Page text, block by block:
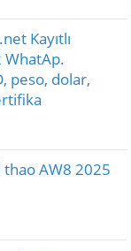
Kayıtlı
WhatAp.
peso, dolar,
thao AW8 2025